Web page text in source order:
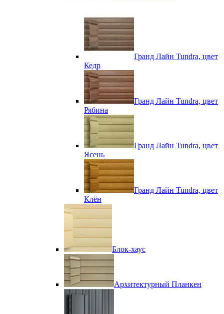
Гранд Лайн Tundra, цвет
Кедр
Гранд Лайн Tundra, цвет
Рябина
Гранд Лайн Tundra, цвет
Ясень
Гранд Лайн Tundra, цвет
Клён
Блок-хаус
Архитектурный Планкен